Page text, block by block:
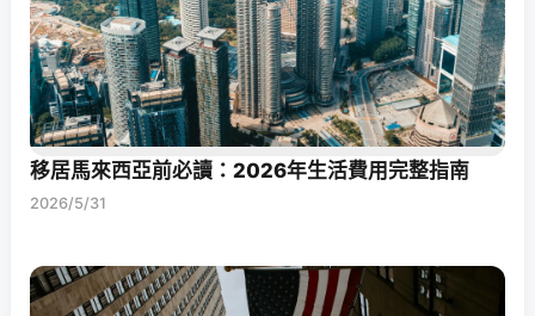
移居馬來西亞前必讀：2026年生活費用完整指南
2026/5/31